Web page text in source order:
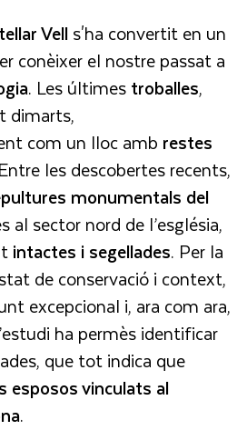
Vells'ha convertit en un
conèixer el nostre passat a
. Les últimestroballes,
dimarts,
com un lloc amb restes
les descobertes recents,
monumentals del
al sector nord de l’església,
intactes i segellades. Per la
de conservació i context,
excepcional i, ara com ara,
ha permès identificar
que tot indica que
esposos vinculats al
.